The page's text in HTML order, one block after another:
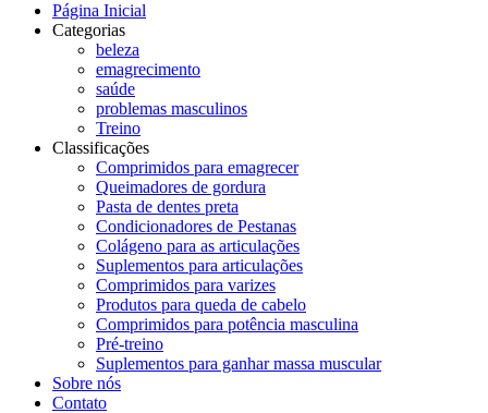
Página Inicial
Categorias
beleza
emagrecimento
saúde
problemas masculinos
Treino
Classificações
Comprimidos para emagrecer
Queimadores de gordura
Pasta de dentes preta
Condicionadores de Pestanas
Colágeno para as articulações
Suplementos para articulações
Comprimidos para varizes
Produtos para queda de cabelo
Comprimidos para potência masculina
Pré-treino
Suplementos para ganhar massa muscular
Sobre nós
Contato